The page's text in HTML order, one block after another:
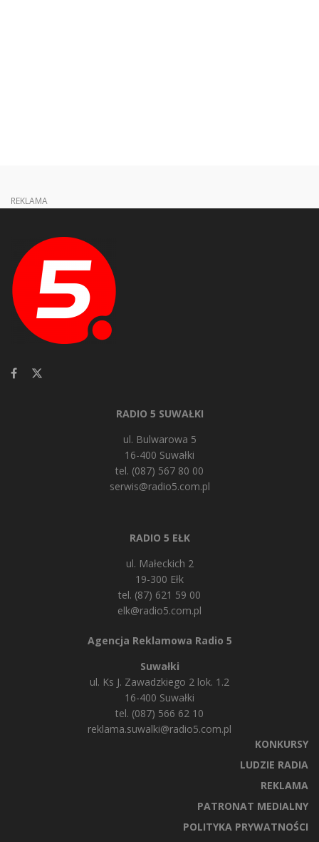
REKLAMA
RADIO 5 SUWAŁKI
ul. Bulwarowa 5
16-400 Suwałki
tel. (087) 567 80 00
serwis@radio5.com.pl
RADIO 5 EŁK
ul. Małeckich 2
19-300 Ełk
tel. (87) 621 59 00
elk@radio5.com.pl
Agencja Reklamowa Radio 5
Suwałki
ul. Ks J. Zawadzkiego 2 lok. 1.2
16-400 Suwałki
tel. (087) 566 62 10
reklama.suwalki@radio5.com.pl
KONKURSY
LUDZIE RADIA
REKLAMA
PATRONAT MEDIALNY
POLITYKA PRYWATNOŚCI